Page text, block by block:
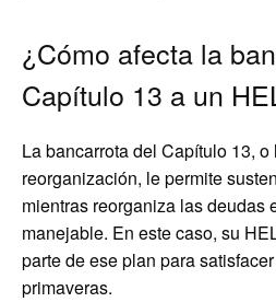
¿Cómo afecta la
Capítulo 13 a un
La bancarrota del Capítulo 13,
reorganización, le permite
mientras reorganiza las deudas
manejable. En este caso, su
parte de ese plan para
primaveras.